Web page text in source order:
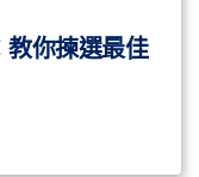
教你揀選最佳